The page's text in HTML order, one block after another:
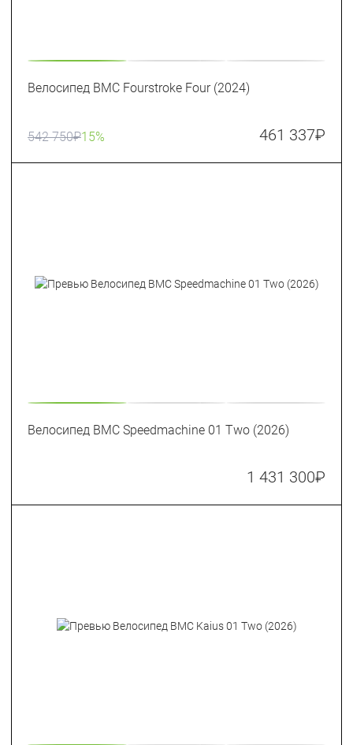
Велосипед BMC Fourstroke Four (2024)
542 750₽15% 461 337₽
Велосипед BMC Speedmachine 01 Two (2026)
1 431 300₽